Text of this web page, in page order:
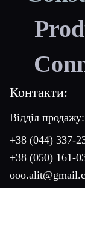
Контакти:
Відділ продажу:
+38 (044) 337-
+38 (050) 161-